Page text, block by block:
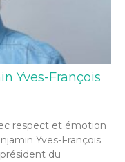
Yves-François
respect et émotion
Yves-François
du